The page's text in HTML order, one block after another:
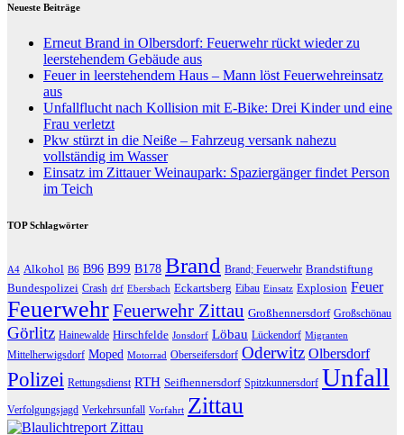
Neueste Beiträge
Erneut Brand in Olbersdorf: Feuerwehr rückt wieder zu
leerstehendem Gebäude aus
Feuer in leerstehendem Haus – Mann löst Feuerwehreinsatz
aus
Unfallflucht nach Kollision mit E-Bike: Drei Kinder und eine
Frau verletzt
Pkw stürzt in die Neiße – Fahrzeug versank nahezu
vollständig im Wasser
Einsatz im Zittauer Weinaupark: Spaziergänger findet Person
im Teich
TOP Schlagwörter
A4 Alkohol B6 B96 B99 B178 Brand Brand; Feuerwehr Brandstiftung
Bundespolizei Crash drf Ebersbach Eckartsberg Eibau Einsatz Explosion Feuer
FeuerwehrFeuerwehr Zittau Großhennersdorf Großschönau
Görlitz Hainewalde Hirschfelde Jonsdorf Löbau Lückendorf Migranten
Mittelherwigsdorf Moped Motorrad Oberseifersdorf Oderwitz Olbersdorf
Polizei Rettungsdienst RTH Seifhennersdorf Spitzkunnersdorf Unfall
Verfolgungsjagd Verkehrsunfall Vorfahrt Zittau